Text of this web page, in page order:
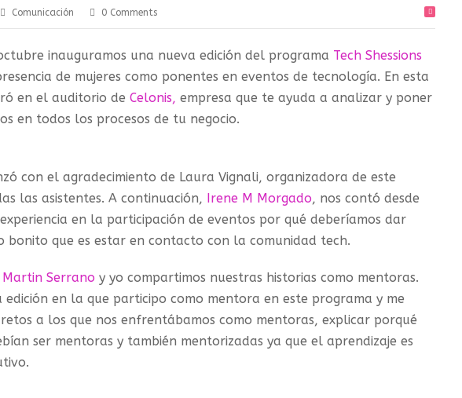
Comunicación 0 Comments
inauguramos una nueva edición del programa Tech Shessions
de mujeres como ponentes en eventos de tecnología. En esta
en el auditorio de Celonis, empresa que te ayuda a analizar y poner
en todos los procesos de tu negocio.
con el agradecimiento de Laura Vignali, organizadora de este
las asistentes. A continuación, Irene M Morgado, nos contó desde
en la participación de eventos por qué deberíamos dar
bonito que es estar en contacto con la comunidad tech.
Martin Serrano y yo compartimos nuestras historias como mentoras.
edición en la que participo como mentora en este programa y me
a los que nos enfrentábamos como mentoras, explicar porqué
ser mentoras y también mentorizadas ya que el aprendizaje es